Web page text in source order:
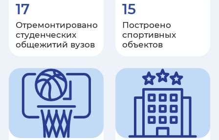
Мурманская область
Ненецкий автономный округ
Новгородская область
Новосибирская область
Омская область
17
Отремонтировано
студенческих
общежитий вузов
15
Построено
спортивных
объектов